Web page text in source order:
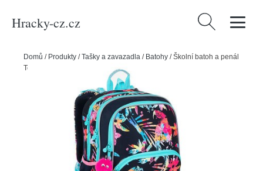
Hracky-cz.cz Vyhledávání
Domů / Produkty /Tašky a zavazadla / Batohy /Školní batoh a penál
Topgal BAZI 23003 G